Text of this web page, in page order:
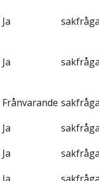
Ja
Ja
Frånvarande
Ja
Ja